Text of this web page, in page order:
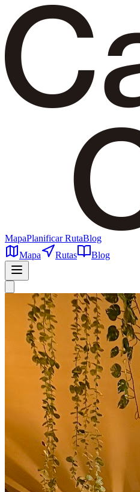
MapaPlanificar RutaBlog
Mapa
Rutas Blog